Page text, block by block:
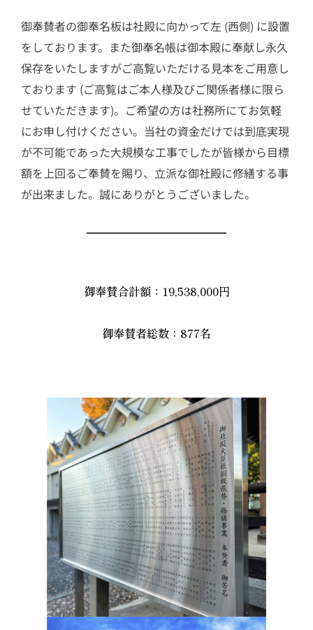
御奉賛者の御奉名板は社殿に向かって左 (西側) に設置
をしております。また御奉名帳は御本殿に奉献し永久
保存をいたしますがご高覧いただける見本をご用意し
ております (ご高覧はご本人様及びご関係者様に限ら
せていただきます)。ご希望の方は社務所にてお気軽
にお申し付けください。当社の資金だけでは到底実現
が不可能であった大規模な工事でしたが皆様から目標
額を上回るご奉賛を賜り、立派な御社殿に修繕する事
が出来ました。誠にありがとうございました。
御奉賛合計額：19,538,000円
御奉賛者総数：877名